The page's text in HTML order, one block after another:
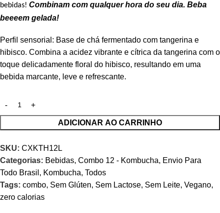
bebidas! Combinam com qualquer hora do seu dia. Beba
beeeem gelada!
Perfil sensorial: Base de chá fermentado com tangerina e
hibisco. Combina a acidez vibrante e cítrica da tangerina com o
toque delicadamente floral do hibisco, resultando em uma
bebida marcante, leve e refrescante.
ADICIONAR AO CARRINHO
SKU: CXKTH12L
Categorias: Bebidas, Combo 12 - Kombucha, Envio Para
Todo Brasil , Kombucha, Todos
Tags: combo, Sem Glúten, Sem Lactose, Sem Leite, Vegano,
zero calorias